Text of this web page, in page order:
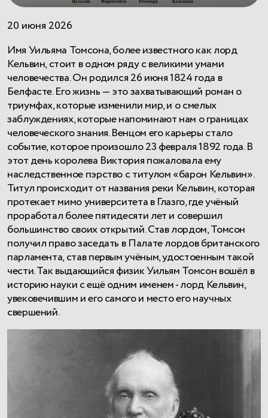
20 июня 2026
Имя Уильяма Томсона, более известного как лорд
Кельвин, стоит в одном ряду с великими умами
человечества. Он родился 26 июня 1824 года в
Белфасте. Его жизнь — это захватывающий роман о
триумфах, которые изменили мир, и о смелых
заблуждениях, которые напоминают нам о границах
человеческого знания. Венцом его карьеры стало
событие, которое произошло 23 февраля 1892 года. В
этот день королева Виктория пожаловала ему
наследственное пэрство с титулом «барон Кельвин».
Титул происходит от названия реки Кельвин, которая
протекает мимо университета в Глазго, где учёный
проработал более пятидесяти лет и совершил
большинство своих открытий. Став лордом, Томсон
получил право заседать в Палате лордов британского
парламента, став первым учёным, удостоенным такой
чести. Так выдающийся физик Уильям Томсон вошёл в
историю науки с ещё одним именем - лорд Кельвин,
увековечившим и его самого и место его научных
свершений.